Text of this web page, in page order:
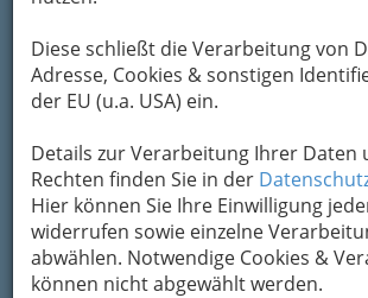
Diese schließt die Verarbeitung von
Adresse, Cookies & sonstigen
der EU (u.a. USA) ein.
Details zur Verarbeitung Ihrer Daten
Rechten finden Sie in der
Hier können Sie Ihre Einwilligung
widerrufen sowie einzelne
abwählen. Notwendige Cookies &
können nicht abgewählt werden.
verbessern und für mehr
sorgen.